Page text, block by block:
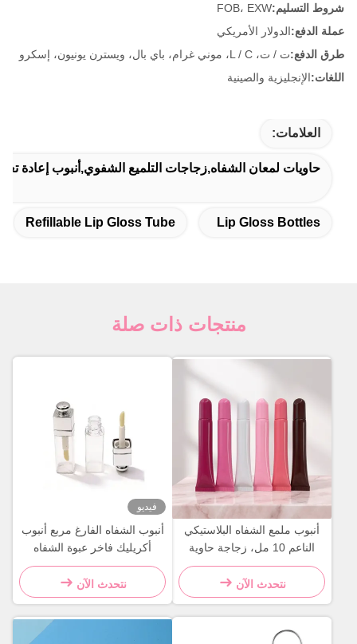
شروط التسليم:FOB، EXW
عملة الدفع:الدولار الأمريكي
طرق الدفع:ت / ت، L / C، موني غرام، باي بال، ويسترن يونيون، إسكرو
اللغات:الإنجليزية والصينية
العلامات:
حاويات لمعان الشفاه,زجاجات التلميع الشفوي,أنبوب إعادة
Lip Gloss Bottles
Refillable Lip Gloss Tube
منتجات ذات صلة
أنبوب ملمع الشفاه البلاستيكي
الناعم 10 مل، زجاجة حاوية
مستحضرات التجميل
نتحدث الآن
فيديو
أنبوب الشفاه الفارغ مربع أنبوب
أكريليك فاخر عبوة الشفاه
البراقة الملصق الخاص
مستحضرات التجميل عبوة
نتحدث الآن